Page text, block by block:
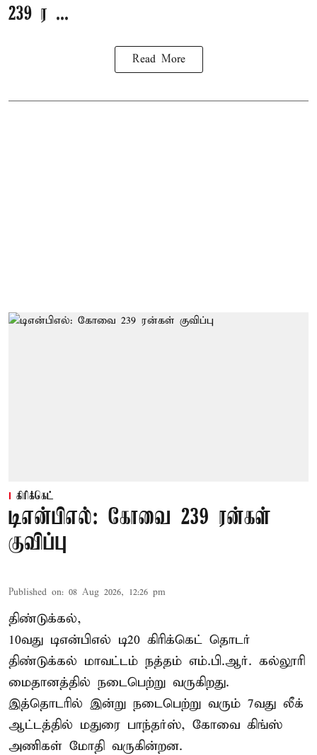
239 ர ...
Read More
கிரிக்கெட்
டிஎன்பிஎல்: கோவை 239 ரன்கள்
குவிப்பு
Published on: 08 Aug 2026, 12:26 pm
திண்டுக்கல்,
10வது டிஎன்பிஎல் டி20 கிரிக்கெட் தொடர்
திண்டுக்கல் மாவட்டம் நத்தம் எம்.பி.ஆர். கல்லூரி
மைதானத்தில் நடைபெற்று வருகிறது.
இத்தொடரில் இன்று நடைபெற்று வரும் 7வது லீக்
ஆட்டத்தில் மதுரை பாந்தர்ஸ், கோவை கிங்ஸ்
அணிகள் மோதி வருகின்றன.